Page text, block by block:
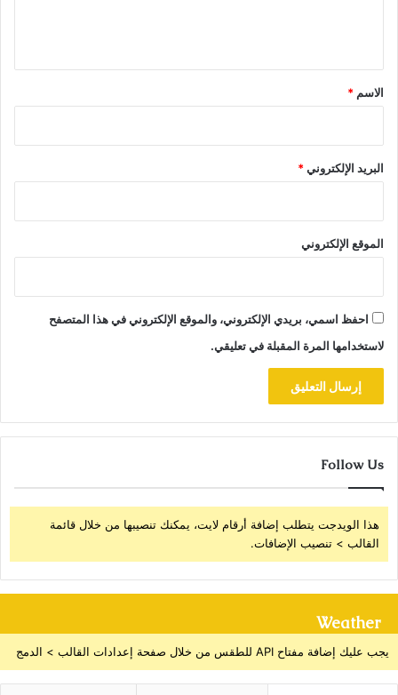
*
الاسم *
البريد الإلكتروني*
الموقع الإلكتروني
احفظ اسمي، بريدي الإلكتروني، والموقع الإلكتروني في هذا المتصفح
لاستخدامها المرة المقبلة في تعليقي.
Follow Us
هذا الويدجت يتطلب إضافة أرقام لايت، يمكنك تنصيبها من خلال قائمة
القالب > تنصيب الإضافات.
Weather
يجب عليك إضافة مفتاح API للطقس من خلال صفحة إعدادات القالب > الدمج